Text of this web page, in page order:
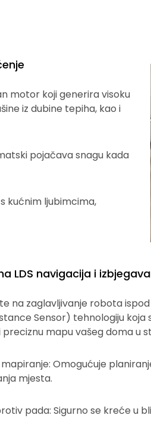
motor koji generira visoku
iz dubine tepiha, kao i
pojačava snagu kada
kućnim ljubimcima,
LDS navigacija i
na zaglavljivanje robota
Sensor) tehnologiju
preciznu mapu vašeg doma u
Omogućuje
mjesta.
pada: Sigurno se kreće u